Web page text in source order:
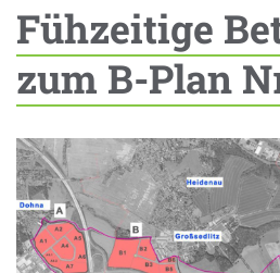
Fühzeitige
zum B-Plan